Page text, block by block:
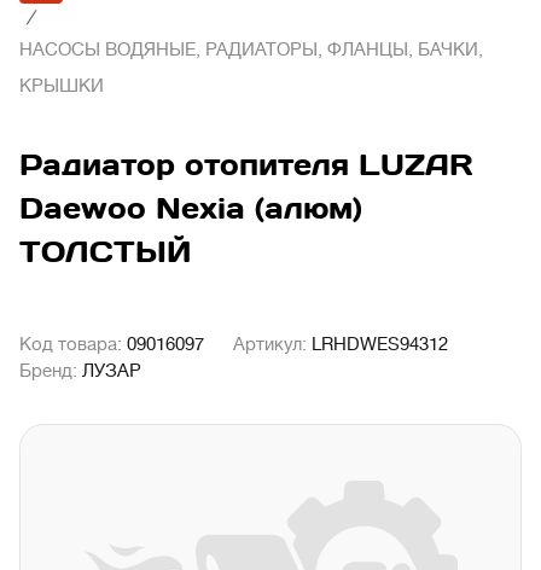
/
НАСОСЫ ВОДЯНЫЕ, РАДИАТОРЫ, ФЛАНЦЫ, БАЧКИ,
КРЫШКИ
Радиатор отопителя LUZAR
Daewoo Nexia (алюм)
ТОЛСТЫЙ
Код товара: 09016097 Артикул: LRHDWES94312
Бренд: ЛУЗАР